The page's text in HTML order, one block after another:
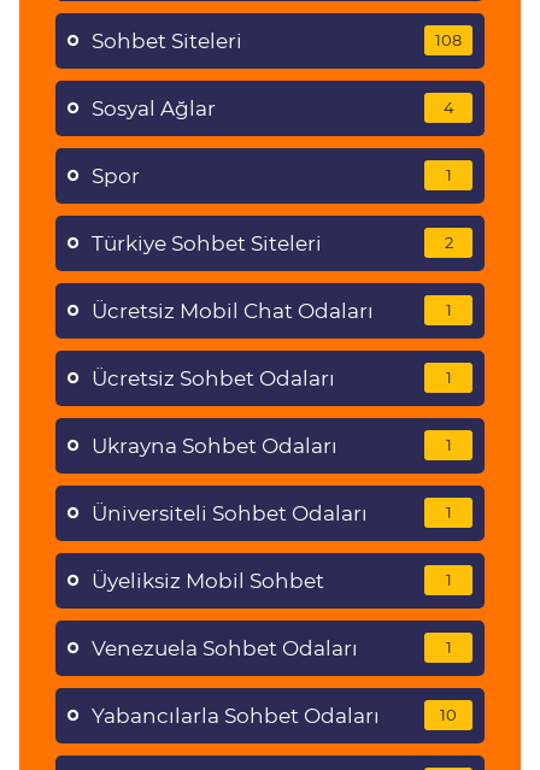
Sohbet Siteleri 108
Sosyal Ağlar 4
Spor 1
Türkiye Sohbet Siteleri 2
Ücretsiz Mobil Chat Odaları 1
Ücretsiz Sohbet Odaları 1
Ukrayna Sohbet Odaları 1
Üniversiteli Sohbet Odaları 1
Üyeliksiz Mobil Sohbet 1
Venezuela Sohbet Odaları 1
Yabancılarla Sohbet Odaları 10